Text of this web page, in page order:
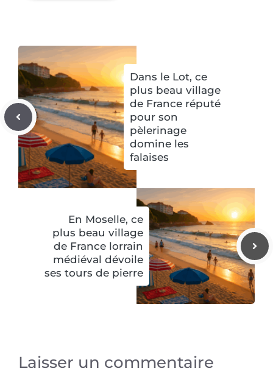
Dans le Lot, ce
plus beau village
de France réputé
pour son
pèlerinage
domine les
falaises
En Moselle, ce
plus beau village
de France lorrain
médiéval dévoile
ses tours de pierre
Laisser un commentaire